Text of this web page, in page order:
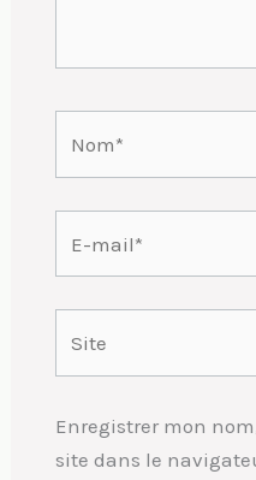
mail*
Enregistrer mon
site dans le